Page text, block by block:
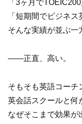
「3ヶ月でTOEIC200
「短期間でビジネス
そんな実績が並ぶ一
――正直、高い。
そもそも英語コーチ
英会話スクールと何
なぜそこまで効果が